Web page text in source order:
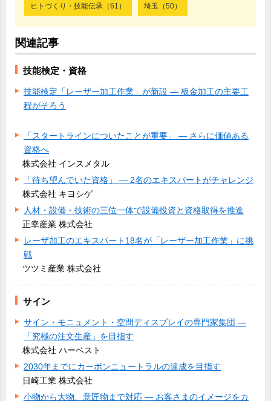
ヒトづくり・技能伝承（61） 埼玉（50）
関連記事
技能検定・資格
技能検定「レーザー加工作業」が新設 ― 板金加工の主要工
程がそろう
「スタートラインについたことが重要」 ― さらに価値ある
資格へ
株式会社 インスメタル
「待ち望んでいた資格」 ― 2名のエキスパートがチャレンジ
株式会社 キヨシゲ
人材・設備・技術の三位一体で設備投資と資格取得を推進
正幸産業 株式会社
レーザ加工のエキスパート18名が「レーザー加工作業」に挑
戦
ツツミ産業 株式会社
サイン
サイン・モニュメント・空間ディスプレイの専門家集団 ―
「究極の注文生産」を目指す
株式会社 ハーベスト
2030年までにカーボンニュートラルの達成を目指す
日崎工業 株式会社
小物から大物、意匠物まで対応 ― お客さまのイメージをカ